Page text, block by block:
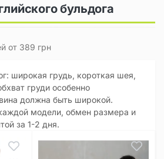
бульдога
от 389 грн
широкая грудь, короткая шея,
груди особенно
должна быть широкой.
модели, обмен размера и
за 1-2 дня.